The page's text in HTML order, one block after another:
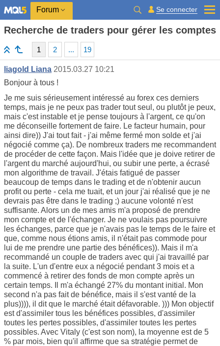
Forum Se connecter
Recherche de traders pour gérer les comptes
1 2 ... 19
liagold Liana 2015.03.27 10:21
Bonjour à tous !
Je me suis sérieusement intéressé au forex ces derniers
temps, mais je ne peux pas trader tout seul, ou plutôt je peux,
mais c'est instable et je pense toujours à l'argent, ce qu'on
me déconseille fortement de faire. Le facteur humain, pour
ainsi dire)) J'ai tout fait - j'ai même fermé mon solde et j'ai
négocié comme ça). De nombreux traders me recommandent
de procéder de cette façon. Mais l'idée que je doive retirer de
l'argent du marché aujourd'hui, ou subir une perte, a écrasé
mon algorithme de travail. J'étais fatigué de passer
beaucoup de temps dans le trading et de n'obtenir aucun
profit ou perte - cela me tuait, et un jour j'ai réalisé que je ne
devrais pas être dans le trading ;) aucune volonté n'est
suffisante. Alors un de mes amis m'a proposé de prendre
mon compte et de l'échanger. Je ne voulais pas poursuivre
les échanges, parce que je n'avais pas le temps de le faire et
que, comme nous étions amis, il n'était pas commode pour
lui de me prendre une partie des bénéfices)). Mais il m'a
recommandé un couple de traders avec qui j'ai travaillé par
la suite. L'un d'entre eux a négocié pendant 3 mois et a
commencé à retirer des fonds de mon compte après un
certain temps. Il m'a échangé 27% du montant initial. Mon
second n'a pas fait de bénéfice, mais il s'est vanté de la
plus)))), il dit que le marché était défavorable. ))) Mon objectif
est d'assimiler tous les bénéfices possibles, d'assimiler
toutes les pertes possibles, d'assimiler toutes les pertes
possibles. Avec Vitaly (c'est son nom), la moyenne est de 5
% par mois, bien qu'il affirme que sa stratégie permet de